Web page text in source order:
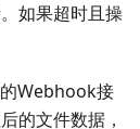
如果超时且操
Webhook接
的文件数据，